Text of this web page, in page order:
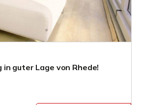
guter Lage von Rhede!